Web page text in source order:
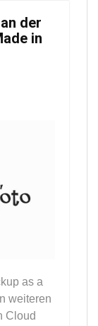
der
in
as a
weiteren
Cloud